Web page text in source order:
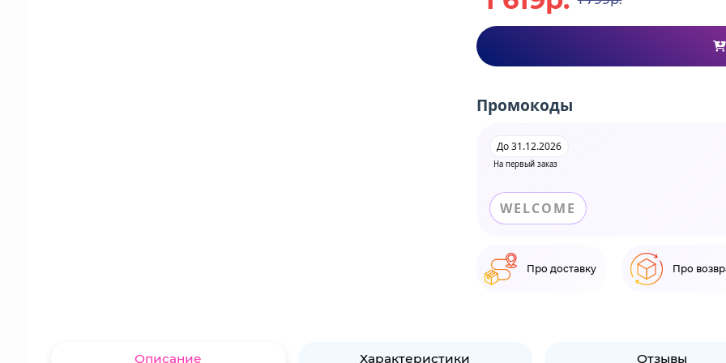
Промокоды
На первый заказ
До 31.12.2026
WELCOME
Про доставку Про
Описание Характеристики Отзывы